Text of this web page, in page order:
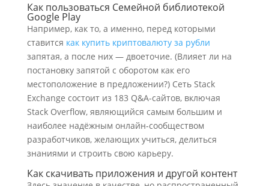
Как пользоваться Семейной библиотекой
Google Play
Например, как то, а именно, перед которыми
ставится как купить криптовалюту за рубли
запятая, а после них — двоеточие. (Влияет ли на
постановку запятой с оборотом как его
местоположение в предложении?) Сеть Stack
Exchange состоит из 183 Q&A-сайтов, включая
Stack Overflow, являющийся самым большим и
наиболее надёжным онлайн-сообществом
разработчиков, желающих учиться, делиться
знаниями и строить свою карьеру.
Как скачивать приложения и другой контент